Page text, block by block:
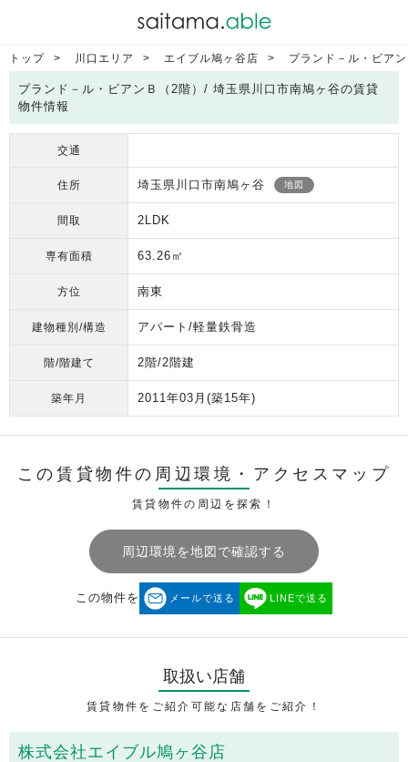
トップ 川口エリア エイブル鳩ヶ谷店 プランド－ル・ビア
プランド－ル・ビアンＢ（2階）/ 埼玉県川口市南鳩ヶ谷の賃貸
物件情報
交通
住所 埼玉県川口市南鳩ヶ谷 地図
間取 2LDK
専有面積 63.26㎡
方位 南東
建物種別/構造 アパート/軽量鉄骨造
階/階建て 2階/2階建
築年月 2011年03月 (築15年)
この賃貸物件の周辺環境・ アクセスマップ
賃貸物件の周辺を探索！
周辺環境を地図で確認する
この物件を メールで送る LINEで送る
取扱い店舗
賃貸物件をご紹介可能な店舗をご紹介！
株式会社エイブル鳩ヶ谷店